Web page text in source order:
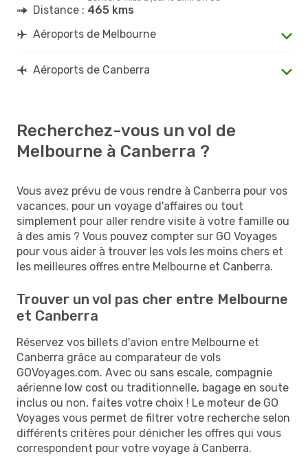
Distance : 465 kms
Aéroports de Melbourne
Aéroports de Canberra
Recherchez-vous un vol de
Melbourne à Canberra ?
Vous avez prévu de vous rendre à Canberra pour vos
vacances, pour un voyage d'affaires ou tout
simplement pour aller rendre visite à votre famille ou
à des amis ? Vous pouvez compter sur GO Voyages
pour vous aider à trouver les vols les moins chers et
les meilleures offres entre Melbourne et Canberra.
Trouver un vol pas cher entre Melbourne
et Canberra
Réservez vos billets d'avion entre Melbourne et
Canberra grâce au comparateur de vols
GOVoyages.com. Avec ou sans escale, compagnie
aérienne low cost ou traditionnelle, bagage en soute
inclus ou non, faites votre choix ! Le moteur de GO
Voyages vous permet de filtrer votre recherche selon
différents critères pour dénicher les offres qui vous
correspondent pour votre voyage à Canberra.